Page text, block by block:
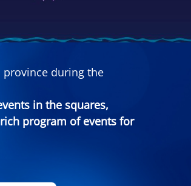
during the
in the squares,
program of events for